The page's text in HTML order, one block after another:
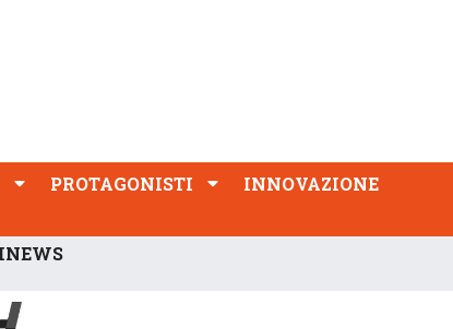
PROTAGONISTI
INNOVAZIONE